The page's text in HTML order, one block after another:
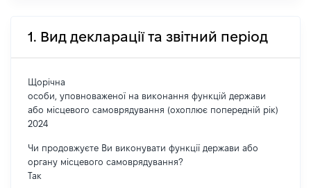
1. Вид декларації та звітний період
Щорічна
особи, уповноваженої на виконання функцій держави
або місцевого самоврядування (охоплює попередній рік)
2024
Чи продовжуєте Ви виконувати функції держави або
органу місцевого самоврядування?
Так